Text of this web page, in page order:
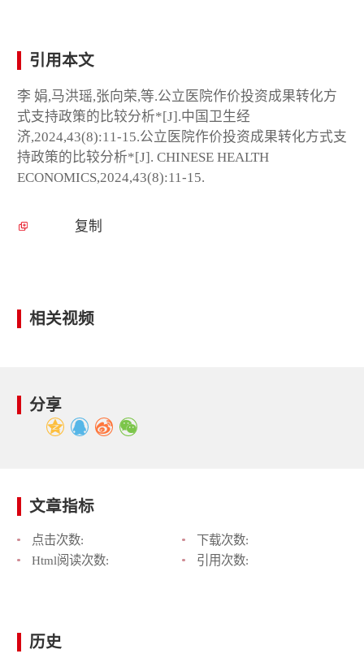
引用本文
李 娟,马洪瑶,张向荣,等.公立医院作价投资成果转化方
式支持政策的比较分析*[J].中国卫生经
济,2024,43(8):11-15.公立医院作价投资成果转化方式支
持政策的比较分析*[J]. CHINESE HEALTH
ECONOMICS,2024,43(8):11-15.
复制
相关视频
分享
文章指标
点击次数:
下载次数:
Html阅读次数:
引用次数:
历史